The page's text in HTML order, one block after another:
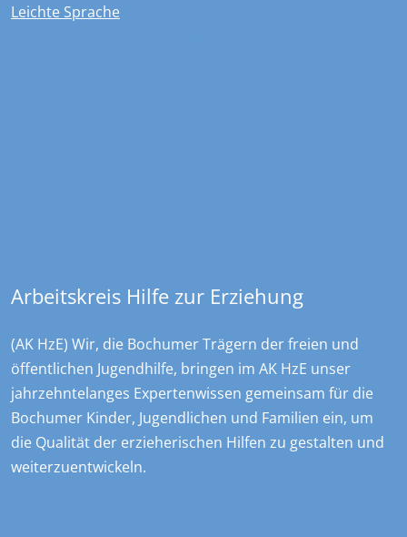
Leichte Sprache
Arbeitskreis Hilfe zur Erziehung
(AK HzE) Wir, die Bochumer Trägern der freien und
öffentlichen Jugendhilfe, bringen im AK HzE unser
jahrzehntelanges Expertenwissen gemeinsam für die
Bochumer Kinder, Jugendlichen und Familien ein, um
die Qualität der erzieherischen Hilfen zu gestalten und
weiterzuentwickeln.